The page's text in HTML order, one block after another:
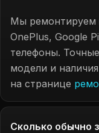
Мы ремонтируем
OnePlus, Google
телефоны.
модели и
на странице
Сколько обычно